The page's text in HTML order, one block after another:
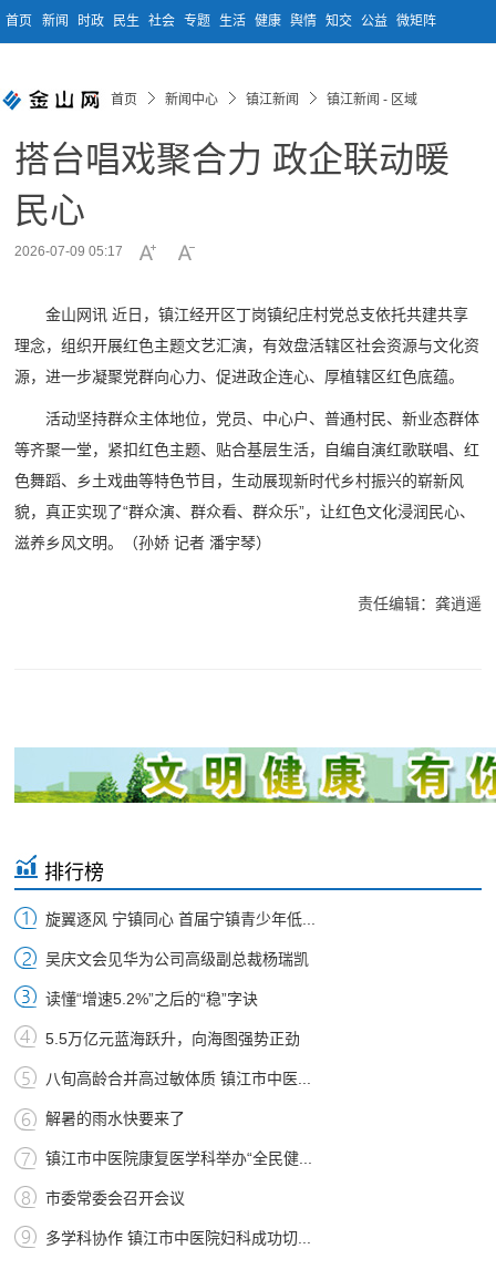
首页 新闻 时政 民生 社会 专题 生活 健康 舆情 知交 公益 微矩阵
首页 新闻中心 镇江新闻 镇江新闻 - 区域
搭台唱戏聚合力 政企联动暖
民心
2026-07-09 05:17
金山网讯 近日，镇江经开区丁岗镇纪庄村党总支依托共建共享
理念，组织开展红色主题文艺汇演，有效盘活辖区社会资源与文化资
源，进一步凝聚党群向心力、促进政企连心、厚植辖区红色底蕴。
活动坚持群众主体地位，党员、中心户、普通村民、新业态群体
等齐聚一堂，紧扣红色主题、贴合基层生活，自编自演红歌联唱、红
色舞蹈、乡土戏曲等特色节目，生动展现新时代乡村振兴的崭新风
貌，真正实现了“群众演、群众看、群众乐”，让红色文化浸润民心、
滋养乡风文明。
（孙娇 记者 潘宇琴）
责任编辑：龚逍遥
排行榜
旋翼逐风 宁镇同心 首届宁镇青少年低...
吴庆文会见华为公司高级副总裁杨瑞凯
读懂“增速5.2%”之后的“稳”字诀
5.5万亿元蓝海跃升，向海图强势正劲
八旬高龄合并高过敏体质 镇江市中医...
解暑的雨水快要来了
镇江市中医院康复医学科举办“全民健...
市委常委会召开会议
多学科协作 镇江市中医院妇科成功切...